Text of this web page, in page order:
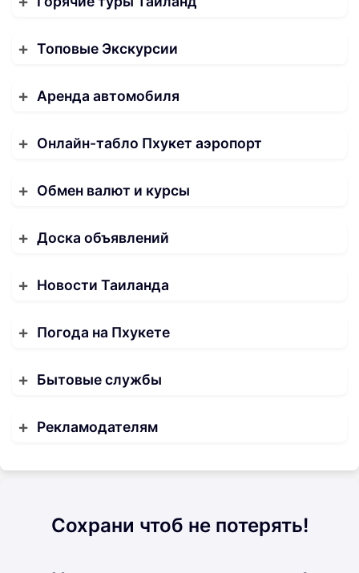
Топовые Экскурсии
Аренда автомобиля
Онлайн-табло Пхукет аэропорт
Обмен валют и курсы
Доска объявлений
Новости Таиланда
Погода на Пхукете
Бытовые службы
Рекламодателям
Сохрани чтоб не потерять!